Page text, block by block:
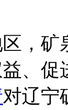
，矿
、促
对辽宁